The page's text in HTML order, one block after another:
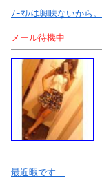
ﾉｰﾏﾙは興味ないから。
メール待機中
最近暇です…